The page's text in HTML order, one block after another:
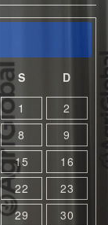
S
D
1
2
8
9
15
16
22
23
29
30